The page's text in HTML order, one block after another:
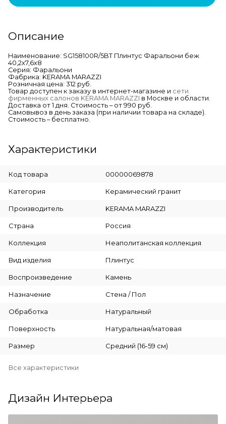
Описание
Наименование: SG158100R/5BT Плинтус Фаральони беж
40,2х7,6х8
Серия: Фаральони
Фабрика: KERAMA MARAZZI
Розничная цена: 312 руб.
Товар доступен к заказу в интернет-магазине и сети
фирменных салонов KERAMA MARAZZI в Москве и области.
Доставка от 1 дня. Стоимость – от 990 руб.
Самовывоз в день заказа (при наличии товара на складе).
Стоимость – бесплатно.
Характеристики
Код товара 00000069878
Категория Керамический гранит
Производитель KERAMA MARAZZI
Страна Россия
Коллекция Неаполитанская коллекция
Вид изделия Плинтус
Воспроизведение Камень
Назначение Стена / Пол
Обработка Натуральный
Поверхность Натуральная/матовая
Размер Средний (16-59 см)
Все характеристики
Дизайн Интерьера